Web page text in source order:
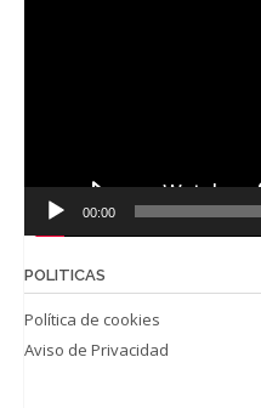
00:00
POLITICAS
Política de cookies
Aviso de Privacidad